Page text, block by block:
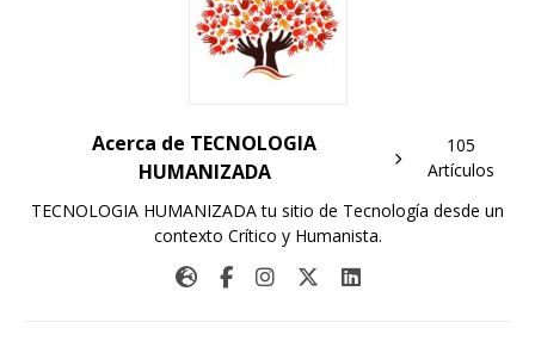
Acerca de TECNOLOGIA
HUMANIZADA
105
Artículos
TECNOLOGIA HUMANIZADA tu sitio de Tecnología desde un
contexto Crítico y Humanista.